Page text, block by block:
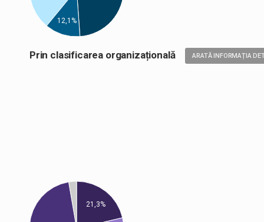
12,1%
Prin clasificarea organizațională ARATĂ INFORMAȚIA
21,3%